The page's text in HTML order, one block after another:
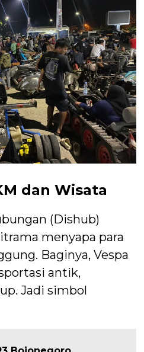
dan Wisata
(Dishub)
menyapa para
Baginya, Vespa
antik,
Jadi simbol